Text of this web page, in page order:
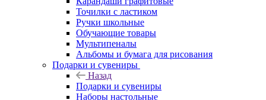
Точилки с ластиком
Ручки школьные
Обучающие товары
Мультипеналы
Альбомы и бумага для рисования
Подарки и сувениры
Назад
Подарки и сувениры
Наборы настольные